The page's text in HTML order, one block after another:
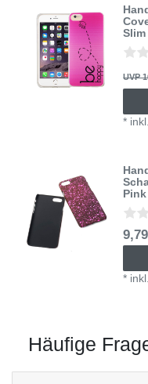
UVP
*
Pink
*
Häufige